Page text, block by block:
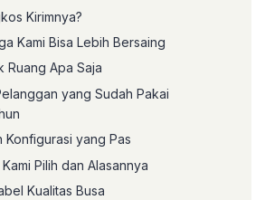
Kirimnya?
Kami Bisa Lebih Bersaing
Ruang Apa Saja
yang Sudah Pakai
Konfigurasi yang Pas
Pilih dan Alasannya
Kualitas Busa